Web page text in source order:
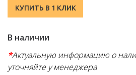
КУПИТЬ В 1 КЛИК
В наличии
*Актуальную информацию о
уточняйте у менеджера